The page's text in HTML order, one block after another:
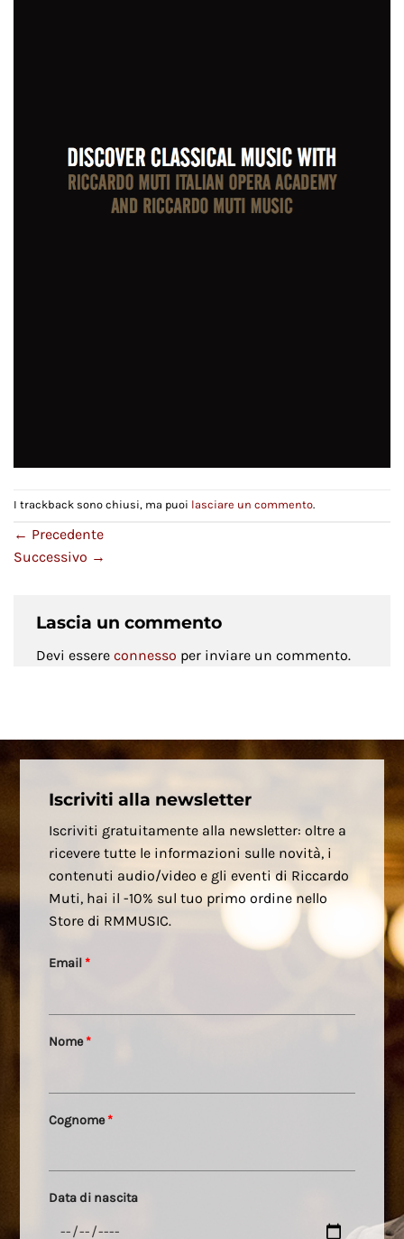
I trackback sono chiusi, ma puoi lasciare un commento.
← Precedente
Successivo →
Lascia un commento
Devi essere connesso per inviare un commento.
Iscriviti alla newsletter
Iscriviti gratuitamente alla newsletter: oltre a
ricevere tutte le informazioni sulle novità, i
contenuti audio/video e gli eventi di Riccardo
Muti, hai il -10% sul tuo primo ordine nello
Store di RMMUSIC.
Email*
Nome*
Cognome*
Data di nascita